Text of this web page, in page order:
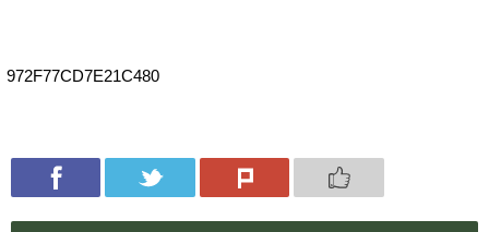
972F77CD7E21C480